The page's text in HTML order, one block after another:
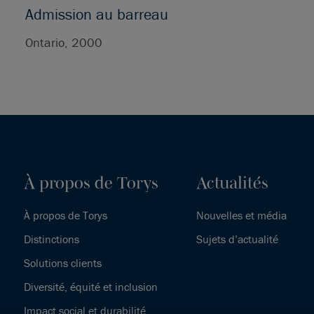
Admission au barreau
Ontario, 2000
À propos de Torys
À propos de Torys
Distinctions
Solutions clients
Diversité, équité et inclusion
Impact social et durabilité
Actualités
Nouvelles et média
Sujets d’actualité